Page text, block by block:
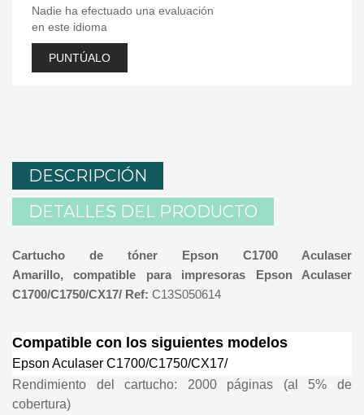
Nadie ha efectuado una evaluación
en este idioma
PUNTÚALO
DESCRIPCIÓN
DETALLES DEL PRODUCTO
Cartucho de tóner Epson C1700 Aculaser
Amarillo, compatible para impresoras Epson Aculaser
C1700/C1750/CX17/ Ref: C13S050614
Compatible con los siguientes modelos
Epson Aculaser C1700/C1750/CX17/
Rendimiento del cartucho: 2000 páginas (al 5% de
cobertura)